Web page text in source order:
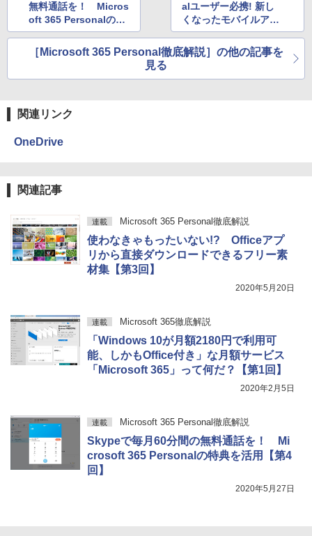
無料通話を！ Micros
oft 365 Personalの特
典を活用【第4回】
alユーザー必携! 新し
くなったモバイルアプ
リ【第6回】
［Microsoft 365 Personal徹底解説］の他の記事を
見る
関連リンク
OneDrive
関連記事
連載 Microsoft 365 Personal徹底解説
使わなきゃもったいない!? Officeアプ
リから直接ダウンロードできるフリー素
材集【第3回】
2020年5月20日
連載 Microsoft 365徹底解説
「Windows 10が月額2180円で利用可
能、しかもOffice付き」な月額サービス
「Microsoft 365」って何だ？【第1回】
2020年2月5日
連載 Microsoft 365 Personal徹底解説
Skypeで毎月60分間の無料通話を！ Mi
crosoft 365 Personalの特典を活用【第4
回】
2020年5月27日